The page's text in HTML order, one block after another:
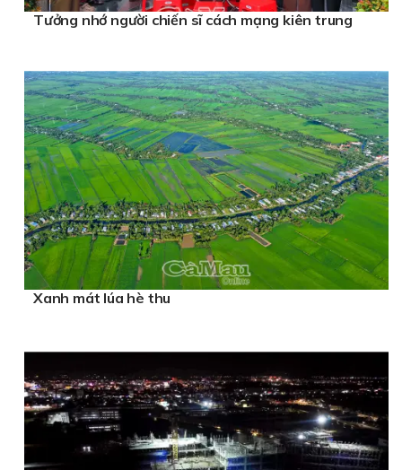
Tưởng nhớ người chiến sĩ cách mạng kiên trung
Xanh mát lúa hè thu